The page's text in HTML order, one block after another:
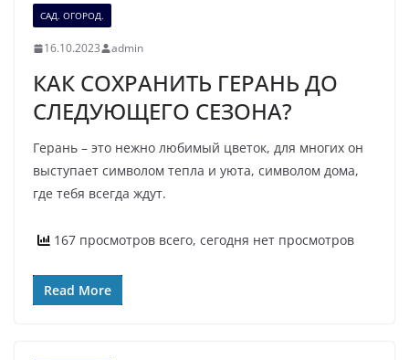
САД. ОГОРОД.
16.10.2023 admin
КАК СОХРАНИТЬ ГЕРАНЬ ДО
СЛЕДУЮЩЕГО СЕЗОНА?
Герань – это нежно любимый цветок, для многих он
выступает символом тепла и уюта, символом дома,
где тебя всегда ждут.
167 просмотров всего, сегодня нет просмотров
Read More